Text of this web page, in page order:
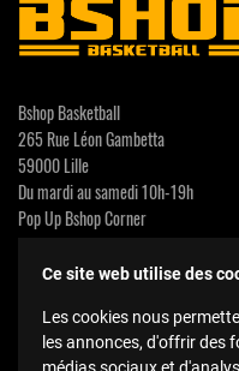
Bshop Basketball
265 Rue Léon Gambetta
59000 Lille
Du mardi au samedi 10h-19h
Pop Up Bshop Corner
3 Rue Neuve
contact@bshopbasketball.fr
Ce site web utilise des
Les cookies nous
les annonces, d'offrir des